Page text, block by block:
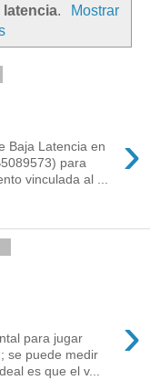
latencia.
Mostrar
›
Baja Latencia en
para
vinculada al ...
›
para jugar
se puede medir
es que el v...